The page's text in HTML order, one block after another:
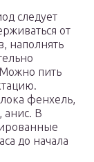
следует
от
наполнять
пить
фенхель,
анис. В
до начала